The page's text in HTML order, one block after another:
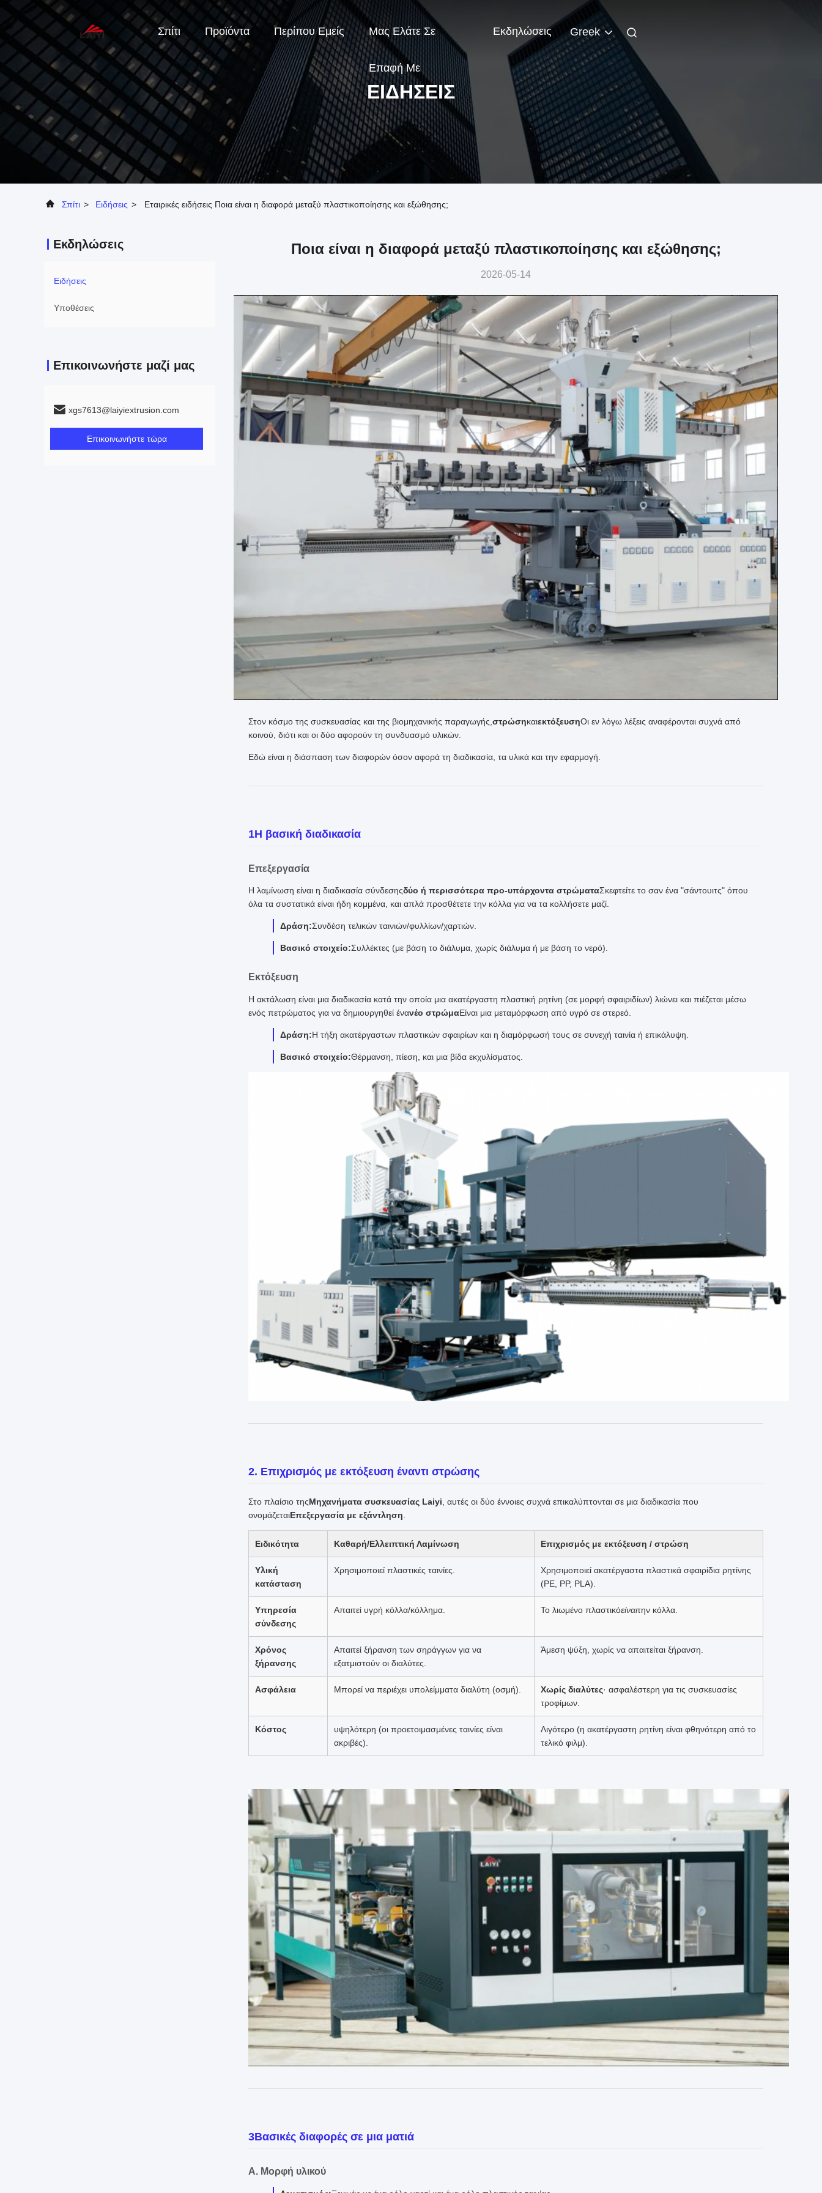
Σπίτι Προϊόντα Περίπου Εμείς Μας Ελάτε Σε
Επαφή Με
Εκδηλώσεις Greek
ΕΙΔΉΣΕΙΣ
Σπίτι > Ειδήσεις > Εταιρικές ειδήσεις Ποια είναι η διαφορά μεταξύ πλαστικοποίησης και εξώθησης;
Εκδηλώσεις
Ειδήσεις
Υποθέσεις
Επικοινωνήστε μαζί μας
xgs7613@laiyiextrusion.com
Επικοινωνήστε τώρα
Ποια είναι η διαφορά μεταξύ πλαστικοποίησης και εξώθησης;
2026-05-14
Στον κόσμο της συσκευασίας και της βιομηχανικής παραγωγής, στρώσηκαιεκτόξευσηΟι εν λόγω λέξεις αναφέρονται συχνά από
κοινού, διότι και οι δύο αφορούν τη συνδυασμό υλικών.
Εδώ είναι η διάσπαση των διαφορών όσον αφορά τη διαδικασία, τα υλικά και την εφαρμογή.
1Η βασική διαδικασία
Επεξεργασία
Η λαμίνωση είναι η διαδικασία σύνδεσηςδύο ή περισσότερα προ-υπάρχοντα στρώματαΣκεφτείτε το σαν ένα "σάντουιτς" όπου
όλα τα συστατικά είναι ήδη κομμένα, και απλά προσθέτετε την κόλλα για να τα κολλήσετε μαζί.
Δράση:Συνδέση τελικών ταινιών/φυλλίων/χαρτιών.
Βασικό στοιχείο:Συλλέκτες (με βάση το διάλυμα, χωρίς διάλυμα ή με βάση το νερό).
Εκτόξευση
Η ακτάλωση είναι μια διαδικασία κατά την οποία μια ακατέργαστη πλαστική ρητίνη (σε μορφή σφαιριδίων) λιώνει και πιέζεται μέσω
ενός πετρώματος για να δημιουργηθεί ένανέο στρώμαΕίναι μια μεταμόρφωση από υγρό σε στερεό.
Δράση:Η τήξη ακατέργαστων πλαστικών σφαιρίων και η διαμόρφωσή τους σε συνεχή ταινία ή επικάλυψη.
Βασικό στοιχείο:Θέρμανση, πίεση, και μια βίδα εκχυλίσματος.
2. Επιχρισμός με εκτόξευση έναντι στρώσης
Στο πλαίσιο τηςΜηχανήματα συσκευασίας Laiyi, αυτές οι δύο έννοιες συχνά επικαλύπτονται σε μια διαδικασία που
ονομάζεταιΕπεξεργασία με εξάντληση.
Ειδικότητα Καθαρή/Ελλειπτική Λαμίνωση Επιχρισμός με εκτόξευση / στρώση
Υλική
κατάσταση
Χρησιμοποιεί πλαστικές ταινίες.
Χρησιμοποιεί ακατέργαστα πλαστικά σφαιρίδια ρητίνης
(PE, PP, PLA).
Υπηρεσία
σύνδεσης
Απαιτεί υγρή κόλλα/κόλλημα. Το λιωμένο πλαστικόείναιτην κόλλα.
Χρόνος
ξήρανσης
Απαιτεί ξήρανση των σηράγγων για να
εξατμιστούν οι διαλύτες.
Άμεση ψύξη, χωρίς να απαιτείται ξήρανση.
Ασφάλεια Μπορεί να περιέχει υπολείμματα διαλύτη (οσμή). Χωρίς διαλύτες· ασφαλέστερη για τις συσκευασίες
τροφίμων.
Κόστος
υψηλότερη (οι προετοιμασμένες ταινίες είναι
ακριβές).
Λιγότερο (η ακατέργαστη ρητίνη είναι φθηνότερη από το
τελικό φιλμ).
3Βασικές διαφορές σε μια ματιά
Α. Μορφή υλικού